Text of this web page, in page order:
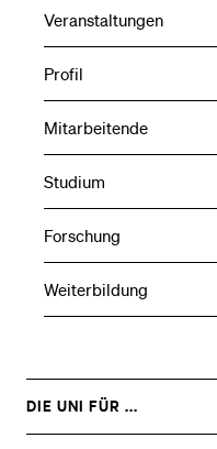
Veranstaltungen
Profil
Mitarbeitende
Studium
Forschung
Weiterbildung
DIE UNI FÜR ...
ZEIGE
DAS